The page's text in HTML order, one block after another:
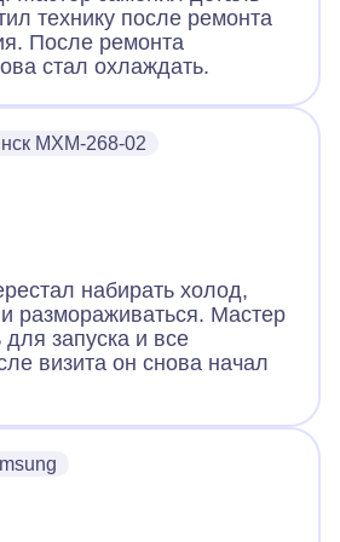
технику после ремонта
После ремонта
стал охлаждать.
МХМ-268-02
набирать холод,
размораживаться. Мастер
запуска и все
визита он снова начал